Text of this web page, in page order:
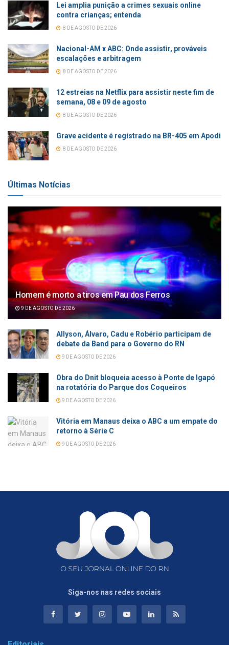
Lei amplia punição a crimes sexuais online
contra crianças; entenda
8 DE AGOSTO DE 2026
Nacional-AM x ABC: Onde assistir, prováveis
escalações e arbitragem
8 DE AGOSTO DE 2026
12 estreias na Netflix para assistir neste fim de
semana, 08 e 09 de agosto
8 DE AGOSTO DE 2026
Grave acidente é registrado na BR-405 em Apodi
8 DE AGOSTO DE 2026
Últimas Notícias
Homem é morto a tiros em Pau dos Ferros
9 DE AGOSTO DE 2026
Allyson, Álvaro, Cadu e Robério participam de
debate da Band para o Governo do RN
9 DE AGOSTO DE 2026
Obra do Dnit bloqueia acesso à Ponte de Igapó
na rotatória do Parque dos Coqueiros
9 DE AGOSTO DE 2026
Vitória em Manaus deixa o ABC a um empate do
retorno à Série C
9 DE AGOSTO DE 2026
Siga-nos nas redes sociais